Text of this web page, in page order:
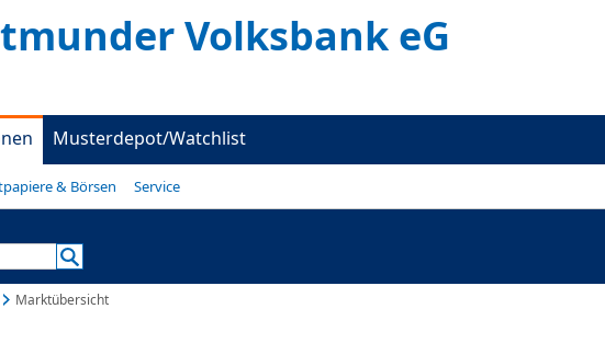
Volksbank eG
Musterdepot/Watchlist
& Börsen Service
Marktübersicht